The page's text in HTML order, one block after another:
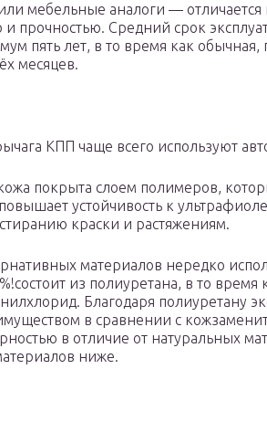
мебельные аналоги — отличается
и прочностью. Средний срок
пять лет, в то время как
месяцев.
КПП чаще всего используют
покрыта слоем полимеров,
устойчивость к
краски и растяжениям.
материалов нередко
из полиуретана, в то
Благодаря полиуретану
в сравнении с
в отличие от натуральных
ниже.